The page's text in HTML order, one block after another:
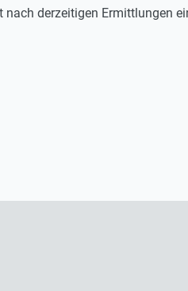
derzeitigen Ermittlungen